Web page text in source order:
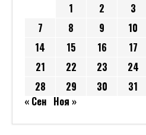
1 2 3
7
8 9 10
14
15 16 17
21
22 23 24
28
29 30
31
« Сен Ноя »